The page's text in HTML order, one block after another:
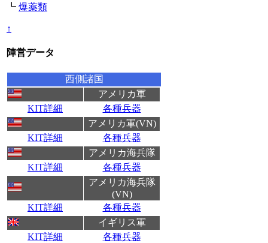
┗ 爆薬類
↑
陣営データ
西側諸国
アメリカ軍
KIT詳細
各種兵器
アメリカ軍(VN)
KIT詳細
各種兵器
アメリカ海兵隊
KIT詳細
各種兵器
アメリカ海兵隊
(VN)
KIT詳細
各種兵器
イギリス軍
KIT詳細
各種兵器